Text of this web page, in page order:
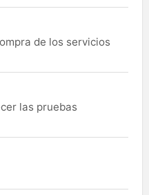
de los servicios
las pruebas